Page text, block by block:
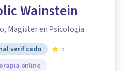
Wainstein
Magíster en Psicología
verificado
5
online